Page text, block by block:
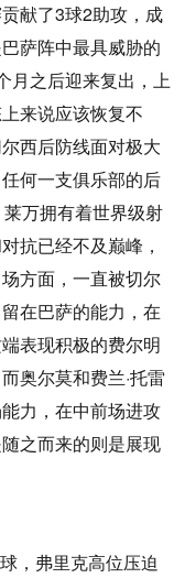
献了3球2助攻，成
萨阵中最具威胁的
月之后迎来复出，上
来说应该恢复不
西后防线面对极大
何一支俱乐部的后
万拥有着世界级射
抗已经不及巅峰，
方面，一直被切尔
在巴萨的能力，在
表现积极的费尔明
奥尔莫和费兰·托雷
力，在中前场进攻
之而来的则是展现
，弗里克高位压迫